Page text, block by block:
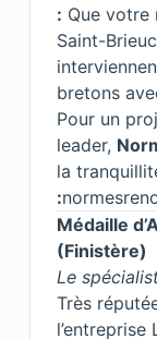
: Que votre
Saint-
bretons
Pour un
leader,
la
:
Médaille
(Finistère)
Le
Très